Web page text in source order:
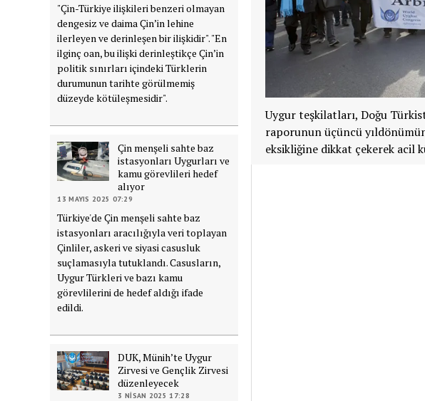
"Çin-Türkiye ilişkileri benzeri olmayan
dengesiz ve daima Çin’in lehine
ilerleyen ve derinleşen bir ilişkidir". "En
ilginç oan, bu ilişki derinleştikçe Çin’in
politik sınırları içindeki Türklerin
durumunun tarihte görülmemiş
düzeyde kötüleşmesidir".
Çin menşeli sahte baz
istasyonları Uygurları ve
kamu görevlileri hedef
alıyor
13 MAYIS 2025 07:29
Türkiye'de Çin menşeli sahte baz
istasyonları aracılığıyla veri toplayan
Çinliler, askeri ve siyasi casusluk
suçlamasıyla tutuklandı. Casusların,
Uygur Türkleri ve bazı kamu
görevlilerini de hedef aldığı ifade
edildi.
DUK, Münih’te Uygur
Zirvesi ve Gençlik Zirvesi
düzenleyecek
3 NISAN 2025 17:28
Uygur teşkilatları, Doğu
raporunun üçüncü
eksikliğine dikkat çekerek acil